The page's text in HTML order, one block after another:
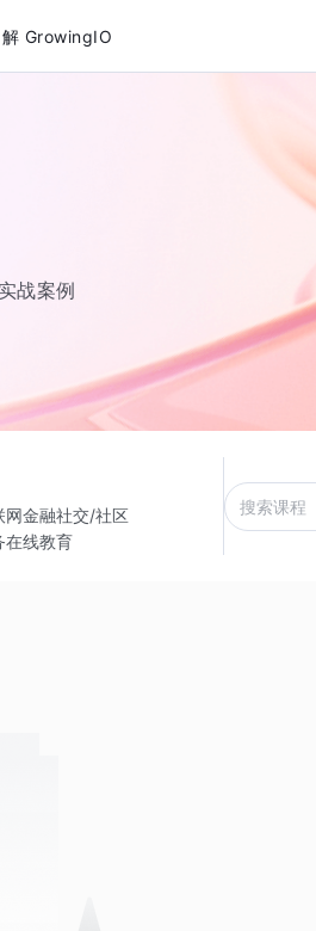
解 GrowingIO
战案例
网金融社交/社区
在线教育